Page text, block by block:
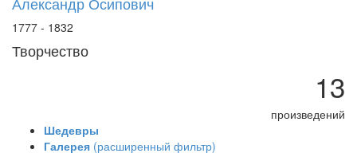
1777 - 1832
Творчество
13
произведений
Шедевры
Галерея (расширенный фильтр)